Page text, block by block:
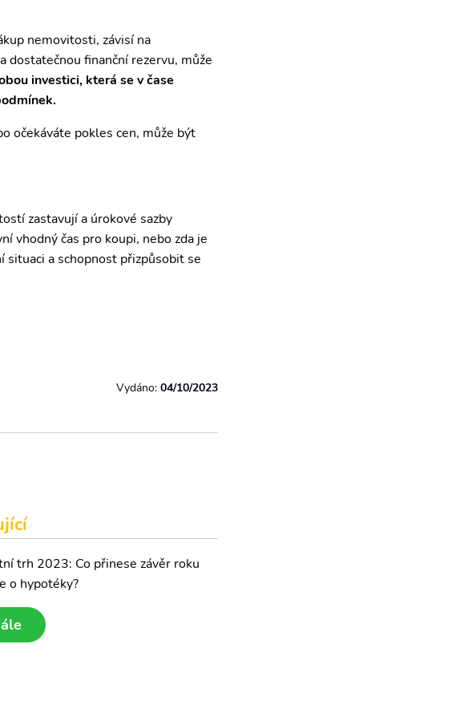
nemovitosti, závisí na
dostatečnou finanční rezervu, může
investici, která se v čase
očekáváte pokles cen, může být
zastavují a úrokové sazby
vhodný čas pro koupi, nebo zda je
situaci a schopnost přizpůsobit se
Vydáno: 04/10/2023
trh 2023: Co přinese závěr roku
o hypotéky?